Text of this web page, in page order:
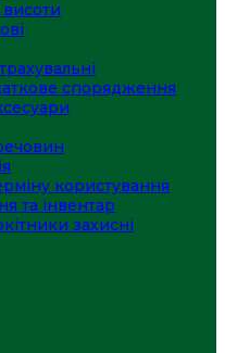
висоти
спорядження
користування
та інвентар
захисні